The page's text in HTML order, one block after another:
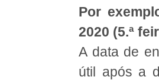
Por
2020 (5.ª
A data de
útil após a